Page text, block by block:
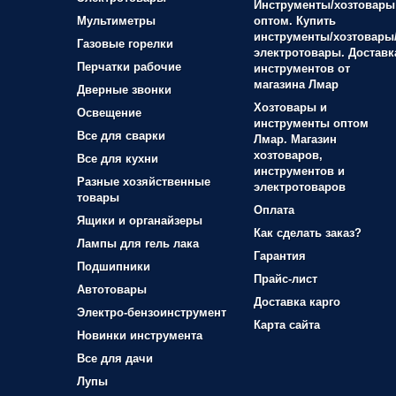
Мультиметры
Газовые горелки
Перчатки рабочие
Дверные звонки
Освещение
Все для сварки
Все для кухни
Разные хозяйственные
товары
Ящики и органайзеры
Лампы для гель лака
Подшипники
Автотовары
Электро-бензоинструмент
Новинки инструмента
Все для дачи
Лупы
Инструменты/хозтовары
оптом. Купить
инструменты/
электротовары.
инструментов от
магазина Лмар
Хозтовары и
инструменты оптом
Лмар. Магазин
хозтоваров,
инструментов и
электротоваров
Оплата
Как сделать заказ?
Гарантия
Прайс-лист
Доставка карго
Карта сайта